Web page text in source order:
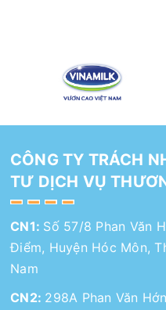
CÔNG TY TRÁCH
TƯ DỊCH VỤ
CN1: Số 57/8 Phan Văn
Điểm, Huyện Hóc Môn,
Nam
CN2: 298A Phan Văn